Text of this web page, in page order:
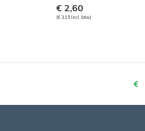
€ 2,60
(€ 3,15 Incl. btw)